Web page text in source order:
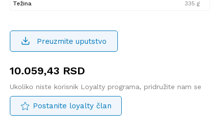
Težina
335 g
Preuzmite uputstvo
10.059,43 RSD
Ukoliko niste korisnik Loyalty programa, pridružite nam se
Postanite loyalty član